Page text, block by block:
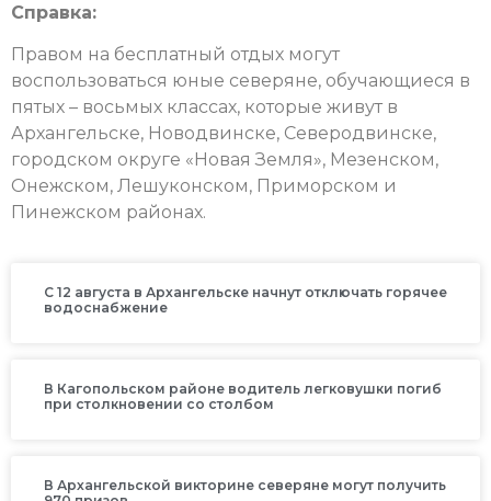
Справка:
Правом на бесплатный отдых могут
воспользоваться юные северяне, обучающиеся в
пятых – восьмых классах, которые живут в
Архангельске, Новодвинске, Северодвинске,
городском округе «Новая Земля», Мезенском,
Онежском, Лешуконском, Приморском и
Пинежском районах.
С 12 августа в Архангельске начнут отключать горячее
водоснабжение
В Кагопольском районе водитель легковушки погиб
при столкновении со столбом
В Архангельской викторине северяне могут получить